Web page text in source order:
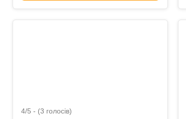
4/5 - (3 голосів)